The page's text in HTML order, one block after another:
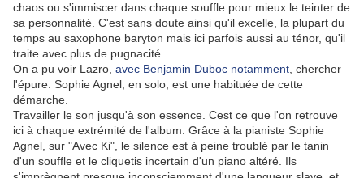
chaos ou s'immiscer dans chaque souffle pour mieux le teinter de
sa personnalité. C'est sans doute ainsi qu'il excelle, la plupart du
temps au saxophone baryton mais ici parfois aussi au ténor, qu'il
traite avec plus de pugnacité.
On a pu voir Lazro, avec Benjamin Duboc notamment , chercher
l'épure. Sophie Agnel, en solo, est une habituée de cette
démarche.
Travailler le son jusqu'à son essence. Cest ce que l'on retrouve
ici à chaque extrémité de l'album. Grâce à la pianiste Sophie
Agnel, sur "Avec Ki", le silence est à peine troublé par le tanin
d'un souffle et le cliquetis incertain d'un piano altéré. Ils